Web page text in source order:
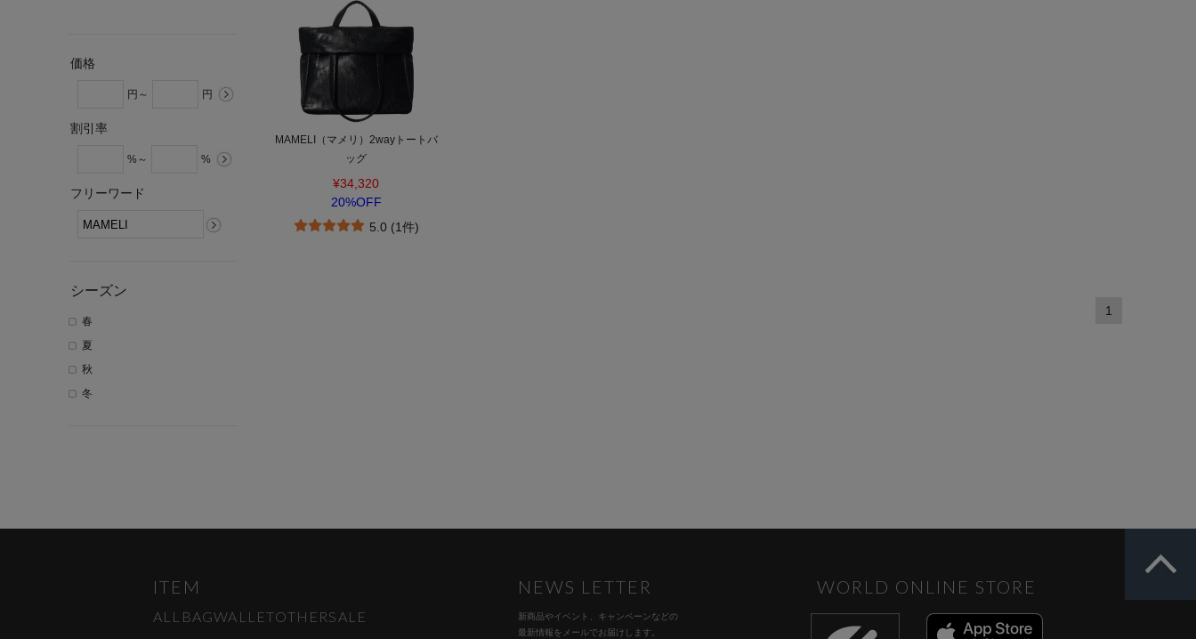
価格
円～ 円
割引率
%～ %
フリーワード
シーズン
春
夏
秋
冬
MAMELI（マメリ）2wayトートバ
ッグ
¥34,320
20%OFF
5.0 (1件)
1
ITEM
ALL BAGWALLETOTHERSALE
NEWS LETTER
新商品やイベント、キャンペーンなどの
最新情報をメールでお届けします。
WORLD ONLINE STORE